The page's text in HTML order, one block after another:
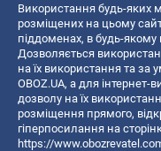
Використання будь-яких
розміщених на цьому
піддоменах, в будь-якому
Дозволяється
на їх використання та за
OBOZ.UA, а для
дозволу на їх
розміщення прямого,
гіперпосилання на
https://